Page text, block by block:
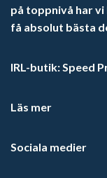
på toppnivå har
få absolut bästa
IRL-butik: Speed
Läs mer
Sociala medier